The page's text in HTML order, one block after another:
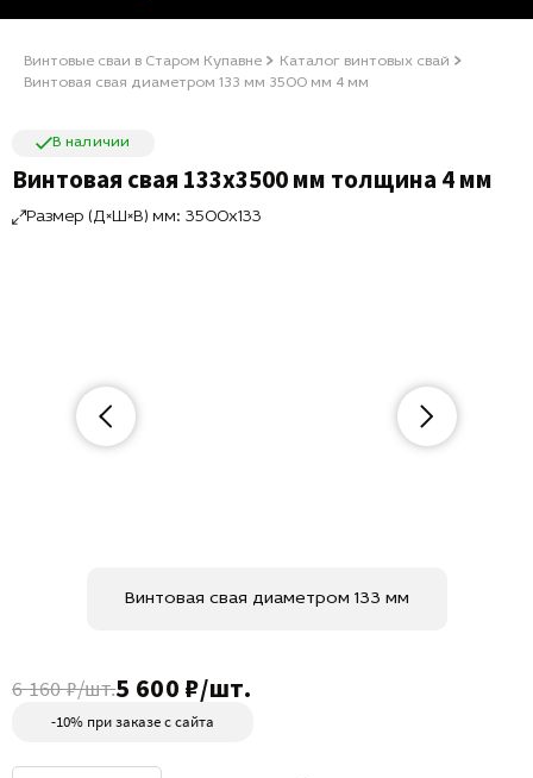
Винтовые сваи в Старом Купавне
Каталог винтовых свай
Винтовая свая диаметром 133 мм 3500 мм 4 мм
В наличии
Винтовая свая 133х3500 мм толщина 4 мм
Размер (Д×Ш×В) мм: 3500x133
6 160 ₽/шт.5 600 ₽/шт.
-10% при заказе с сайта
Винтовая свая диаметром 133 мм